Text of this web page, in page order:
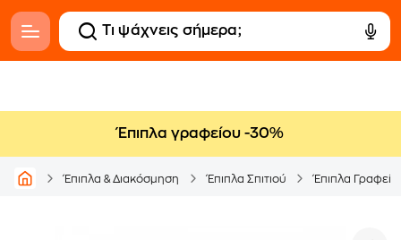
Έπιπλα γραφείου -30%
Έπιπλα & Διακόσμηση Έπιπλα Σπιτιού Έπιπλα